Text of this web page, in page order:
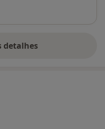
detalhes
o endereço